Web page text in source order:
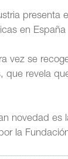
presenta
en España
vez se
que revela
novedad es
la